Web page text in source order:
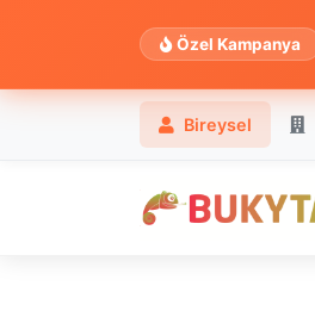
Özel Kampanya
Bireysel